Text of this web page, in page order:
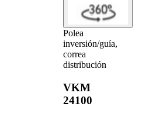
Polea
inversión/guía,
correa
distribución
VKM
24100